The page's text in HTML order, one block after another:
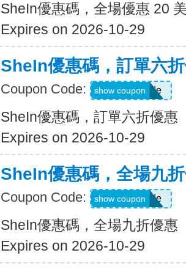
SheIn優惠碼，全場優惠 20
Expires on 2026-10-29
SheIn優惠碼，訂單六
Coupon Code: Show Code
show coupon
SheIn優惠碼，訂單六折優惠
Expires on 2026-10-29
SheIn優惠碼，全場九
Coupon Code: Show Code
show coupon
SheIn優惠碼，全場九折優惠
Expires on 2026-10-29